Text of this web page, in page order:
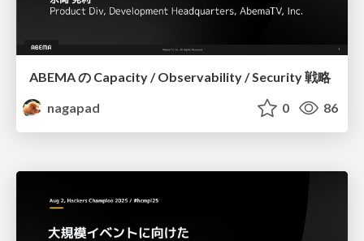
ABEMA の Capacity / Observability / Security 戦略
nagapad
0 86